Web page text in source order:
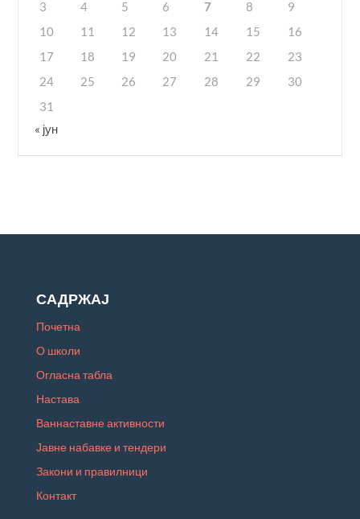
3
4 5 6 7 8
9
10
11 12 13 14 15
16
17
18 19 20 21 22
23
24
25 26 27 28 29
30
31
« јун
САДРЖАЈ
Почетна
О школи
Огласна табла
Настава
Ваннаставне активности
Јавне набавке и тендери
Закони и правилници
Контакт